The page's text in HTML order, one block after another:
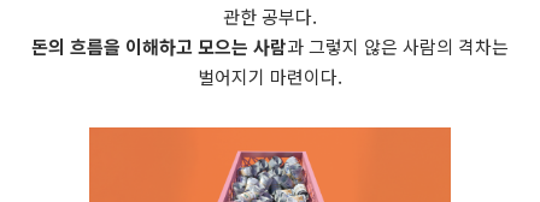
관한 공부다.
돈의 흐름을 이해하고 모으는 사람과 그렇지 않은 사람의 격차는
벌어지기 마련이다.